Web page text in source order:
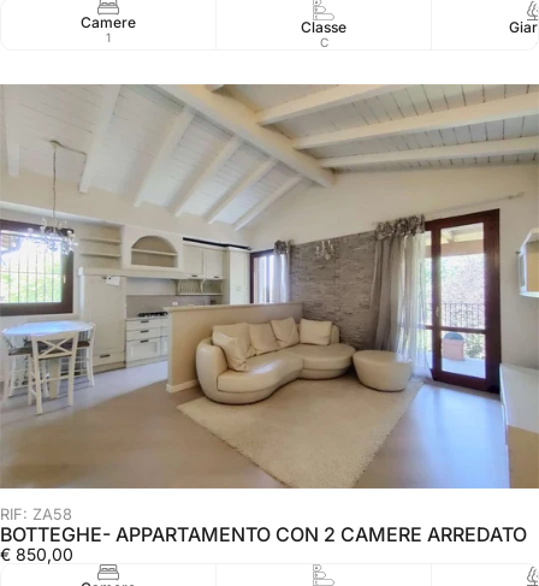
Camere
1
Classe
C
RIF: ZA58
BOTTEGHE- APPARTAMENTO CON 2 CAMERE ARREDATO
€ 850,00